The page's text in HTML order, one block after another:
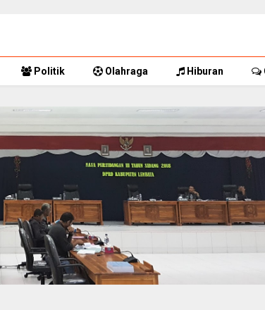
Politik Olahraga Hiburan